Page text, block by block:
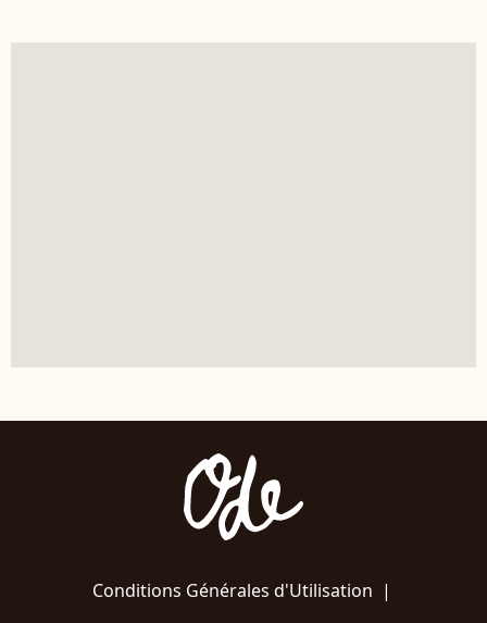
Conditions Générales d'Utilisation |